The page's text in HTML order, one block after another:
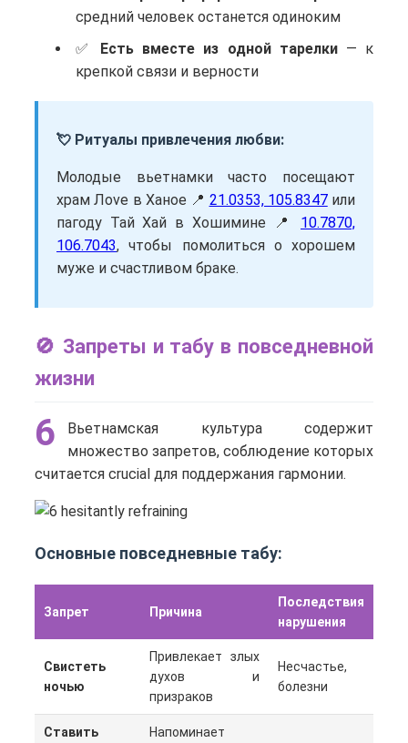
средний человек останется одиноким
Есть вместе из одной тарелки— к
крепкой связи и верности
💘 Ритуалы привлечения любви:
Молодые вьетнамки часто посещают
храм Лove в Ханое 📍 21.0353, 105.8347или
пагоду Тай Хай в Хошимине 📍 10.7870,
106.7043, чтобы помолиться о хорошем
муже и счастливом браке.
🚫 Запреты и табу в повседневной
жизни
6
Вьетнамская культура содержит
множество запретов, соблюдение которых
считается crucial для поддержания гармонии.
Основные повседневные табу:
Запрет Причина
Последствия
нарушения
Свистеть
ночью
Привлекает злых
духов и
призраков
Несчастье,
болезни
Ставить
Напоминает